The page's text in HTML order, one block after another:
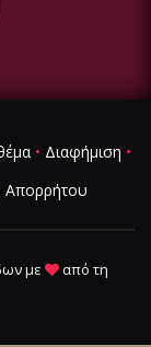
• Διαφήμιση •
με
από τη